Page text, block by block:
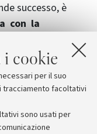
i cookie
per il suo
tracciamento facoltativi
sono usati per
successo, è
con la
soprattutto
un mezzo
economica,
nel centro